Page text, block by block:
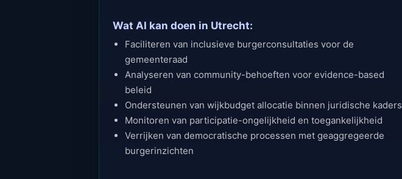
Wat AI kan doen in Utrecht:
Faciliteren van inclusieve burgerconsultaties voor de
gemeenteraad
Analyseren van community-behoeften voor evidence-based
beleid
Ondersteunen van wijkbudget allocatie binnen juridische kaders
Monitoren van participatie-ongelijkheid en toegankelijkheid
Verrijken van democratische processen met geaggregeerde
burgerinzichten